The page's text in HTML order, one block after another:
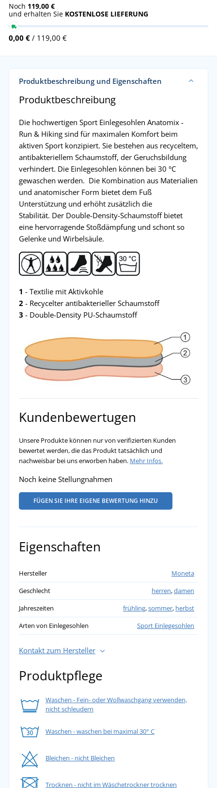
Noch 119,00 €
und erhalten Sie KOSTENLOSE LIEFERUNG
0,00 € / 119,00 €
Produktbeschreibung und Eigenschaften
Produktbeschreibung
Die hochwertigen Sport Einlegesohlen Anatomix -
Run & Hiking sind für maximalen Komfort beim
aktiven Sport konzipiert. Sie bestehen aus recyceltem,
antibakteriellem Schaumstoff, der Geruchsbildung
verhindert. Die Einlegesohlen können bei 30 °C
gewaschen werden. Die Kombination aus Materialien
und anatomischer Form bietet dem Fuß
Unterstützung und erhöht zusätzlich die
Stabilität. Der Double-Density-Schaumstoff bietet
eine hervorragende Stoßdämpfung und schont so
Gelenke und Wirbelsäule.
1 - Textilie mit Aktivkohle
2 - Recycelter antibakterieller Schaumstoff
3 - Double-Density PU-Schaumstoff
Kundenbewertugen
Unsere Produkte können nur von verifizierten Kunden
bewertet werden, die das Produkt tatsächlich und
nachweisbar bei uns erworben haben. Mehr Infos.
Noch keine Stellungnahmen
FÜGEN SIE IHRE EIGENE BEWERTUNG HINZU
Eigenschaften
Hersteller
Moneta
Geschlecht
herren,damen
Jahreszeiten
frühling,sommer, herbst
Arten von Einlegesohlen
Sport Einlegesohlen
Kontakt zum Hersteller
Produktpflege
Waschen - Fein- oder Wollwaschgang verwenden,
nicht schleudern
Waschen - waschen bei maximal 30° C
Bleichen - nicht Bleichen
Trocknen - nicht im Wäschetrockner trocknen